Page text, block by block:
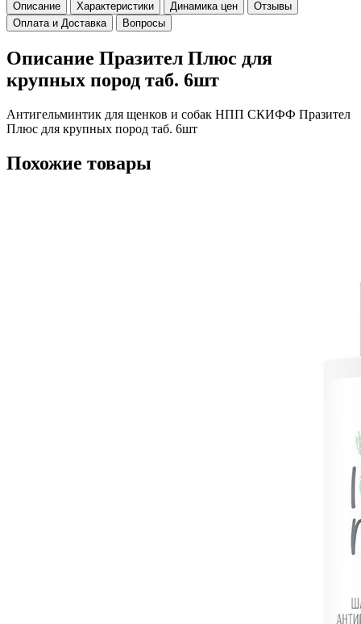
Описание Характеристики Динамика цен
Отзывы
Оплата и Доставка
Вопросы
Описание Празител Плюс для
крупных пород таб. 6шт
Антигельминтик для щенков и собак НПП СКИФФ Празител
Плюс для крупных пород таб. 6шт
Похожие товары